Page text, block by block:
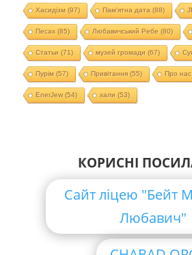
Хасидізм (97) Пам'ятна дата (88)
Песах(85) Любавичський Ребе (80)
Статьи (71) музей громади (67)
Пурім (57) Привітання(55) Про нас
EnerJew(54) хали (53)
КОРИСНІ
Сайт ліцею "Бейт
Любавич"